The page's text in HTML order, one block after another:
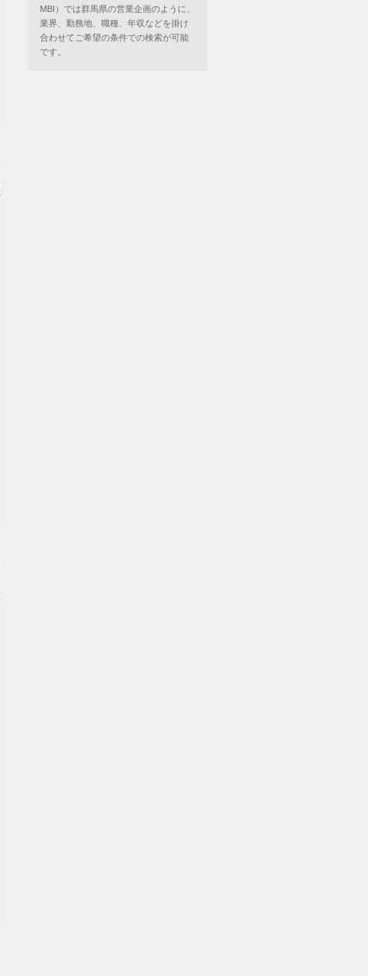
MBI）では群馬県の営業企画のように、
業界、勤務地、職種、年収などを掛け
合わせてご希望の条件での検索が可能
です。